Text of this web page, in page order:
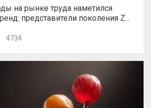
на рынке труда наметился
представители поколения Z…
4734